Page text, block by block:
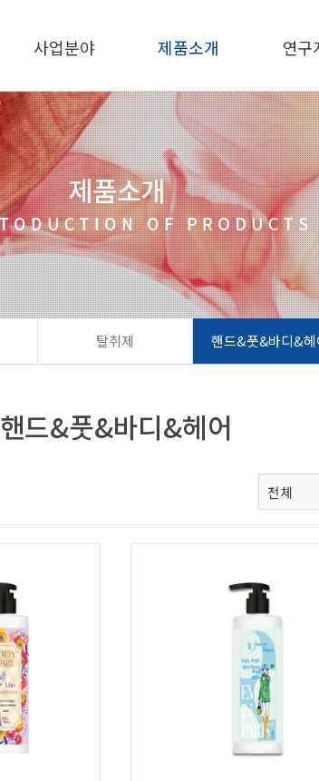
사업분야 제품소개 연구
탈취제 핸드&풋&바디&헤
핸드&풋&바디&헤어